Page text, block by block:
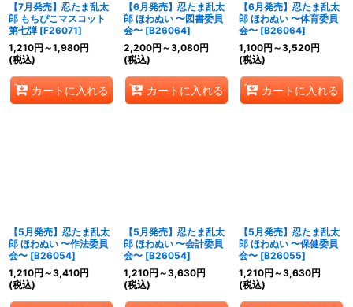
【7月発売】忍たま乱太
郎 もちぴこマスコット
第七弾 [F26071]
1,210円 ～1,980円
(税込)
カートに入れる
【6月発売】忍たま乱太
郎 ほわぬい 〜図書委員
会〜 [B26064]
2,200円 ～3,080円
(税込)
カートに入れる
【6月発売】忍たま乱太
郎 ほわぬい 〜体育委員
会〜 [B26064]
1,100円 ～3,520円
(税込)
カートに入れる
【5月発売】忍たま乱太
郎 ほわぬい 〜作法委員
会〜 [B26054]
1,210円 ～3,410円
(税込)
【5月発売】忍たま乱太
郎 ほわぬい 〜会計委員
会〜 [B26054]
1,210円 ～3,630円
(税込)
【5月発売】忍たま乱太
郎 ほわぬい 〜保健委員
会〜 [B26055]
1,210円 ～3,630円
(税込)